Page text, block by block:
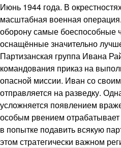
Июнь 1944 года. В
масштабная военная
оборону самые боеспособные
оснащённые значительно
Партизанская группа Ивана
командования приказ на
опасной миссии. Иван со
отправляется на разведку.
усложняется появлением
особым рвением отрабатывает
в попытке подавить всякую
этом стратегически важном